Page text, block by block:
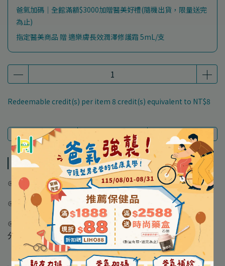
爸氣加碼｜全館滿額$3000加贈醫美好禮(隨機出貨，限量送完
為止)
指定醫美商品 贈 適樂膚長效潤澤修護霜 5mL/支
Redeemable credit(s) per item 8 credit(s) equivalent to NT$8
Description Specification Shipping Method
Description
⊙敏感肌適用
⊙維生素原B5
⊙不含皂鹼、香精、Paraben 類防腐劑等容易刺激肌膚的成
分